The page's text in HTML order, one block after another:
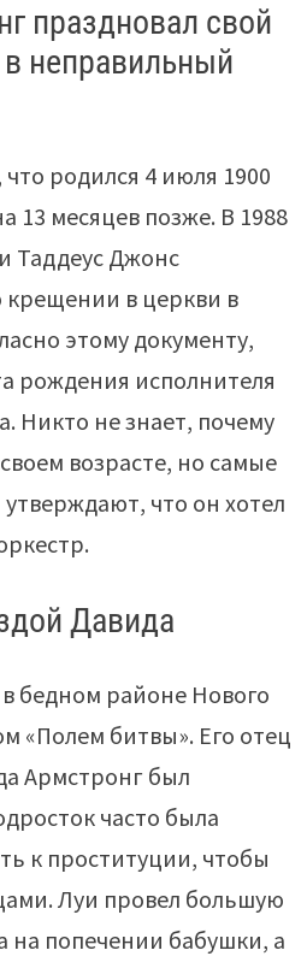
праздновал свой
неправильный
родился 4 июля 1900
13 месяцев позже. В 1988
Таддеус Джонс
крещении в церкви в
этому документу,
рождения исполнителя
Никто не знает, почему
возрасте, но самые
что он хотел
Давида
бедном районе Нового
«Полем битвы». Его отец
Армстронг был
часто была
к проституции, чтобы
Луи провел большую
на попечении бабушки, а